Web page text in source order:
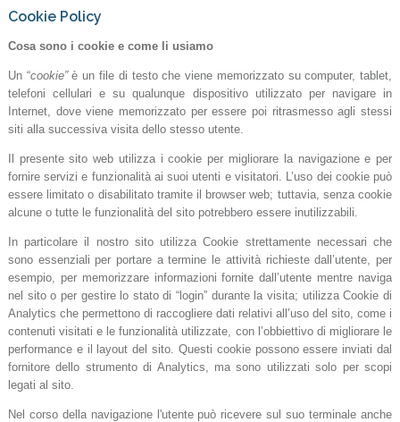
Cookie Policy
Cosa sono i cookie e come li usiamo
Un “cookie”è un file di testo che viene memorizzato su computer, tablet,
telefoni cellulari e su qualunque dispositivo utilizzato per navigare in
Internet, dove viene memorizzato per essere poi ritrasmesso agli stessi
siti alla successiva visita dello stesso utente.
Il presente sito web utilizza i cookie per migliorare la navigazione e per
fornire servizi e funzionalità ai suoi utenti e visitatori. L’uso dei cookie può
essere limitato o disabilitato tramite il browser web; tuttavia, senza cookie
alcune o tutte le funzionalità del sito potrebbero essere inutilizzabili.
In particolare il nostro sito utilizza Cookie strettamente necessari che
sono essenziali per portare a termine le attività richieste dall’utente, per
esempio, per memorizzare informazioni fornite dall’utente mentre naviga
nel sito o per gestire lo stato di “login” durante la visita; utilizza Cookie di
Analytics che permettono di raccogliere dati relativi all’uso del sito, come i
contenuti visitati e le funzionalità utilizzate, con l’obbiettivo di migliorare le
performance e il layout del sito. Questi cookie possono essere inviati dal
fornitore dello strumento di Analytics, ma sono utilizzati solo per scopi
legati al sito.
Nel corso della navigazione l'utente può ricevere sul suo terminale anche